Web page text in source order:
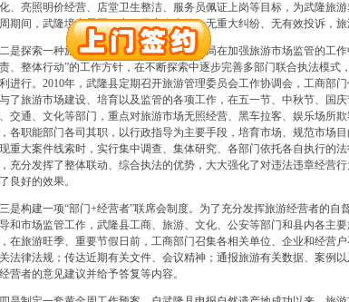
、亮照明价经营、店堂卫生整洁、服务员佩证上岗等目标，为武隆旅
期间，武隆境内景区（点）无安全事故、无重大纠纷、无有效投诉，
是探索一种旅游市场联合执法模式。武隆局在加强旅游市场监管的工
、整体行动”的工作方针，在不断探索中逐步完善多部门联合执法模式
进行。2010年，武隆县定期召开旅游管理委员会工作协调会，工商部
了旅游市场建设、培育以及监管的各项工作，在五一节、中秋节、国
交通、文化等部门，重点对旅游市场无照经营、黑车拉客、娱乐场所
各职能部门各司其职，以行政指导为主要手段，培育市场、规范市场
重大案件线索时，实行集中调查、集体研究、各部门依托各自执行的
充分发挥了整体联动、综合执法的优势，大大强化了对违法违章经营
良好的效果。
是构建一项“部门+经营者”联席会制度。为了充分发挥旅游经营者的自
和市场监管工作，武隆县工商、旅游、文化、公安等部门和县内各主
在旅游旺季、重要节假日前，工商部门召集各相关单位、企业和经营
法律法规；传达近期有关文件、会议精神；通报旅游有关数据、案例
营者的意见建议并给予答复等内容。